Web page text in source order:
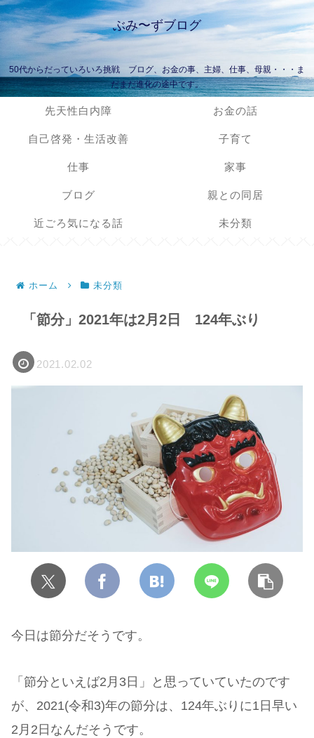
ぶみ〜ずブログ
50代からだっていろいろ挑戦 ブログ、お金の事、主婦、仕事、母親・・・ま
だまだ進化の途中です。
先天性白内障 お金の話
自己啓発・生活改善 子育て
仕事 家事
ブログ 親との同居
近ごろ気になる話 未分類
ホーム 未分類
「節分」2021年は2月2日 124年ぶり
2021.02.02
今日は節分だそうです。
「節分といえば2月3日」と思っていていたのです
が、2021(令和3)年の節分は、124年ぶりに1日早い
2月2日なんだそうです。